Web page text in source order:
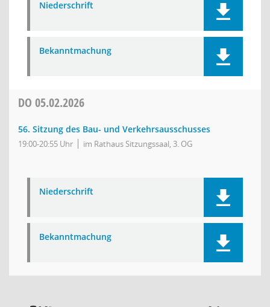
Niederschrift
Bekanntmachung
DO 05.02.2026
56. Sitzung des Bau- und Verkehrsausschusses
19:00-20:55 Uhr im Rathaus Sitzungssaal, 3. OG
Niederschrift
Bekanntmachung